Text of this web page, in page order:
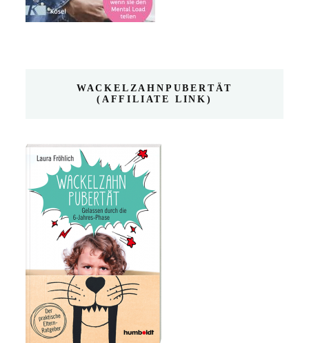
WACKELZAHNPUBERTÄT
(AFFILIATE LINK)